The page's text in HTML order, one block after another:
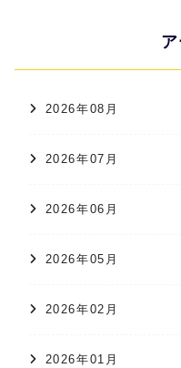
2026年08月
2026年07月
2026年06月
2026年05月
2026年02月
2026年01月